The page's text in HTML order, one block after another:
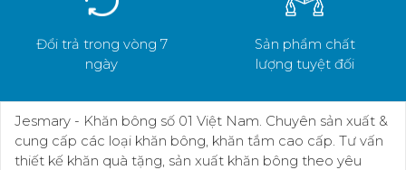
Đổi trả trong vòng 7
ngày
Sản phẩm chất
lượng tuyệt đối
Jesmary - Khăn bông số 01 Việt Nam. Chuyên sản xuất &
cung cấp các loại khăn bông, khăn tắm cao cấp. Tư vấn
thiết kế khăn quà tặng, sản xuất khăn bông theo yêu